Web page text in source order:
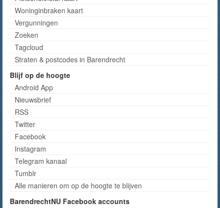
Woninginbraken kaart
Vergunningen
Zoeken
Tagcloud
Straten & postcodes in Barendrecht
Blijf op de hoogte
Android App
Nieuwsbrief
RSS
Twitter
Facebook
Instagram
Telegram kanaal
Tumblr
Alle manieren om op de hoogte te blijven
BarendrechtNU Facebook accounts